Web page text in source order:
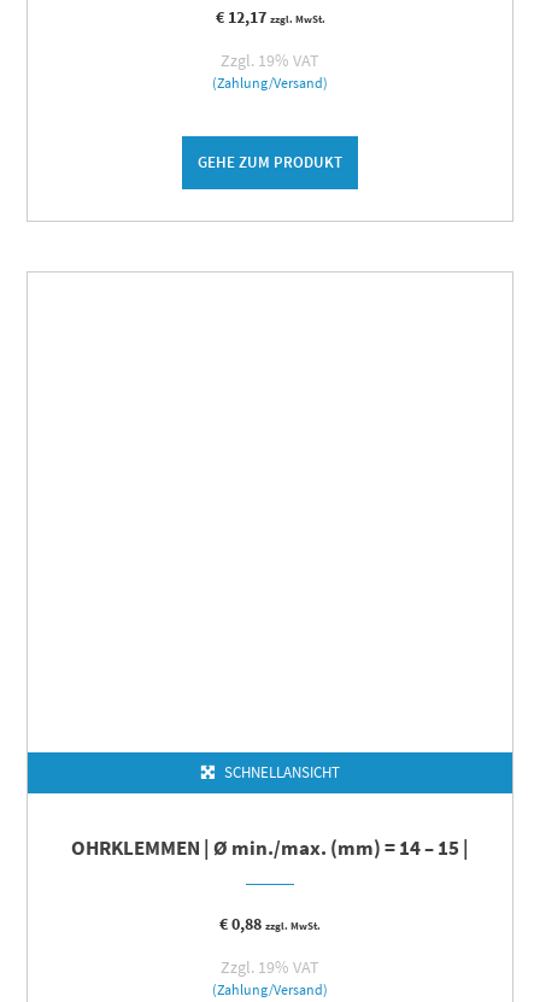
€12,17 zzgl. MwSt.
Zzgl. 19% VAT
(Zahlung/Versand)
GEHE ZUM PRODUKT
SCHNELLANSICHT
OHRKLEMMEN | Ø min./max. (mm) = 14 – 15 |
€0,88 zzgl. MwSt.
Zzgl. 19% VAT
(Zahlung/Versand)